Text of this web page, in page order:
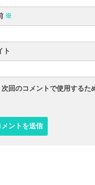
※
ト
次回のコメントで使用するた